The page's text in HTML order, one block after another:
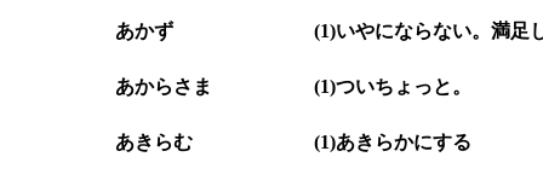
あかず (1)いやにならない。満足
あからさま (1)ついちょっと。
あきらむ (1)あきらかにする